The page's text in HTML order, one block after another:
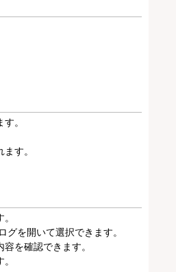
。
す。
グを開いて選択できます。
を確認できます。